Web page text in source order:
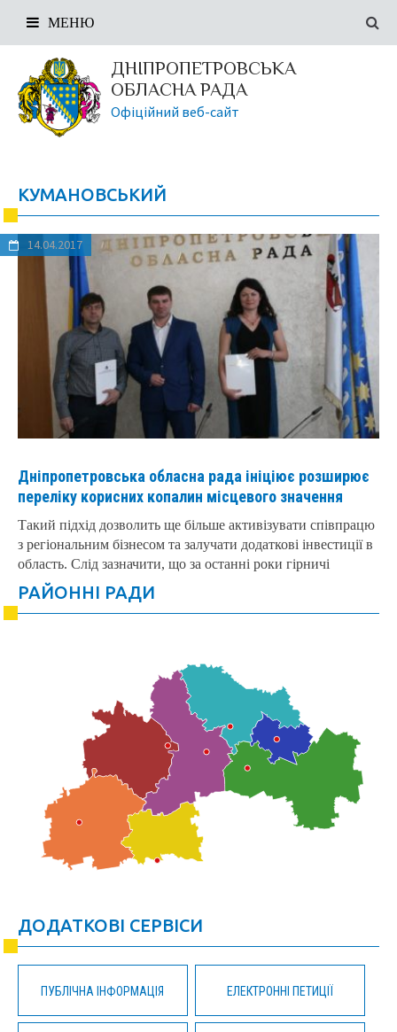
ДНІПРОПЕТРОВСЬКА
ОБЛАСНА РАДА
Офіційний веб-сайт
МЕНЮ
КУМАНОВСЬКИЙ
14.04.2017
Дніпропетровська обласна рада ініціює розширює
переліку корисних копалин місцевого значення
Такий підхід дозволить ще більше активізувати співпрацю
з регіональним бізнесом та залучати додаткові інвестиції в
область. Слід зазначити, що за останні роки гірничі
РАЙОННІ РАДИ
ДОДАТКОВІ СЕРВІСИ
ПУБЛІЧНА ІНФОРМАЦІЯ ЕЛЕКТРОННІ ПЕТИЦІЇ